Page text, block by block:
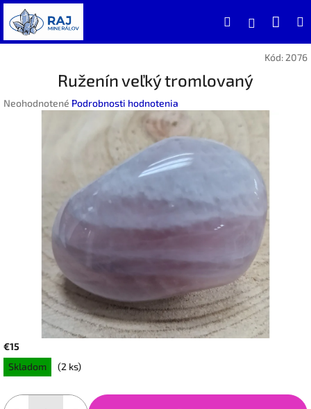
Prejsť
na
obsah
Hľadať
Kód: 2076
Ruženín veľký tromlovaný
Priemerné
Neohodnotené Podrobnosti hodnotenia
€15
Jednotková
cena:
Skladom (2 ks)